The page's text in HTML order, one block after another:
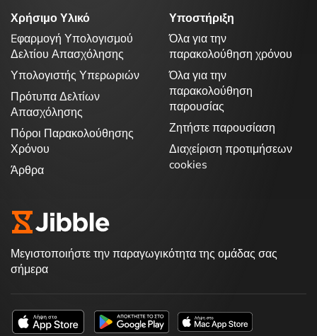
Χρήσιμο Υλικό
Eφαρμογή Υπολογισμού
Δελτίου Απασχόλησης
Υπολογιστής Υπερωριών
Πρότυπα Δελτίων
Απασχόλησης
Πόροι Παρακολούθησης
Χρόνου
Άρθρα
Υποστήριξη
Όλα για την
παρακολούθηση χρόνου
Όλα για την
παρακολούθηση
παρουσίας
Ζητήστε παρουσίαση
Διαχείριση προτιμήσεων
cookies
Μεγιστοποιήστε την παραγωγικότητα της ομάδας σας
σήμερα